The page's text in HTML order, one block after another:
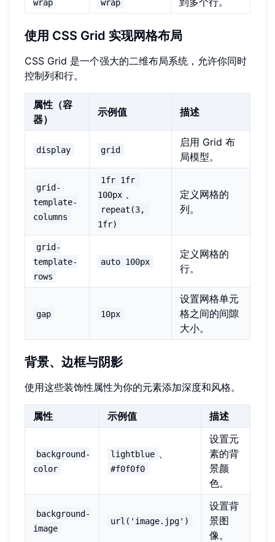
wrap
wrap
使用 CSS Grid 实现网格布局
CSS Grid 是一个强大的二维布局系统，允许你同时
控制列和行。
属性（容
器）
示例值 描述
display grid
启用 Grid 布
局模型。
grid-
template-
columns
1fr 1fr
100px
repeat(3,
1fr)
定义网格的
列。
grid-
template-
rows
auto 100px
定义网格的
行。
gap 10px
设置网格单元
格之间的间隙
大小。
背景、边框与阴影
使用这些装饰性属性为你的元素添加深度和风格。
属性 示例值 描述
background-
color
lightblue
#f0f0f0
设置元
素的背
景颜
色。
background-
image
url('image.jpg')
设置背
景图
像。